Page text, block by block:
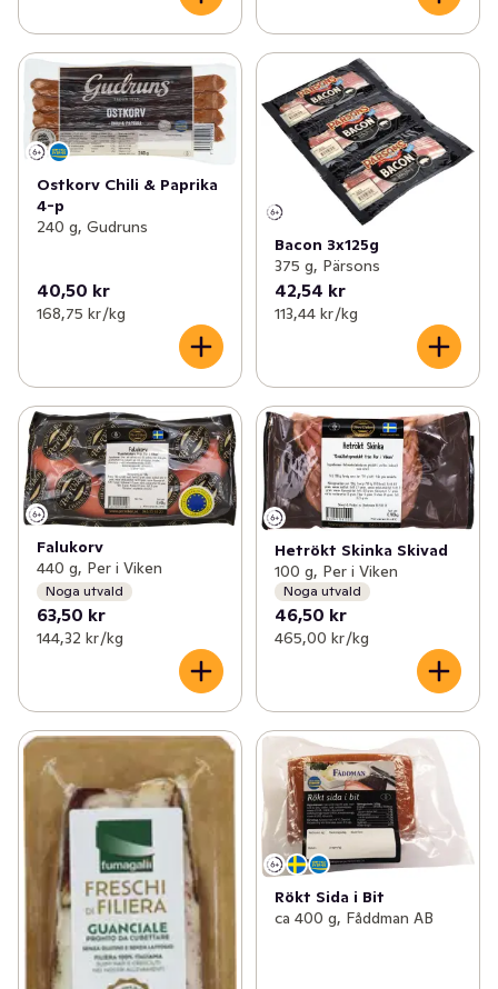
Ostkorv Chili & Paprika
4-p
240 g, Gudruns
40,50 kr
168,75 kr /kg
Bacon 3x125g
375 g, Pärsons
42,54 kr
113,44 kr /kg
Falukorv
440 g, Per i Viken
Noga utvald
63,50 kr
144,32 kr /kg
Hetrökt Skinka Skivad
100 g, Per i Viken
Noga utvald
46,50 kr
465,00 kr /kg
Rökt Sida i Bit
ca 400 g, Fåddman AB